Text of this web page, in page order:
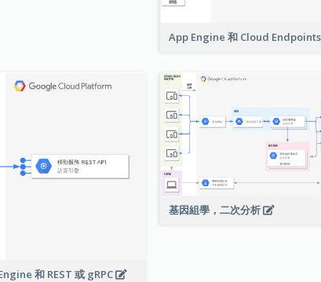
App Engine 和 Cloud
和 REST 或 gRPC
基因組學，二次分析